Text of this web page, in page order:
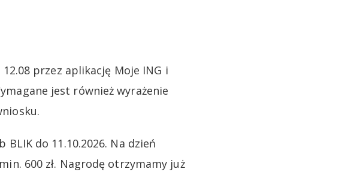
przez aplikację Moje ING i
jest również wyrażenie
do 11.10.2026. Na dzień
600 zł. Nagrodę otrzymamy już